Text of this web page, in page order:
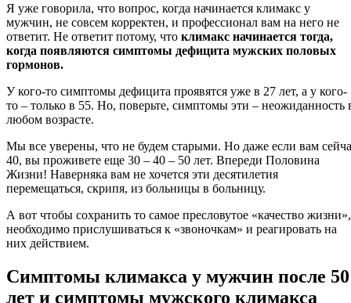
Я уже говорила, что вопрос, когда начинается климакс у
мужчин, не совсем корректен, и профессионал вам на него не
ответит. Не ответит потому, что климакс начинается тогда,
когда появляются симптомы дефицита мужских половых
гормонов.
У кого-то симптомы дефицита проявятся уже в 27 лет, а у кого-
то – только в 55. Но, поверьте, симптомы эти – неожиданность
любом возрасте.
Мы все уверены, что не будем старыми. Но даже если вам
40, вы проживете еще 30 – 40 – 50 лет. Впереди Половина
Жизни! Наверняка вам не хочется эти десятилетия
перемещаться, скрипя, из больницы в больницу.
А вот чтобы сохранить то самое пресловутое «качество жизни»,
необходимо прислушиваться к «звоночкам» и реагировать на
них действием.
Симптомы климакса у мужчин после 50
лет и симптомы мужского климакса